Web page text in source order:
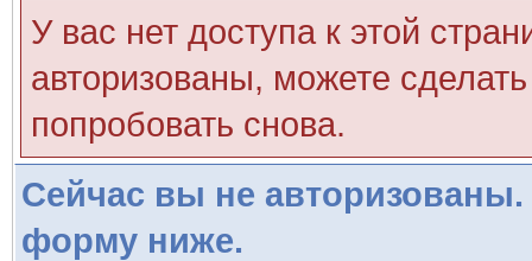
У вас нет доступа к этой
авторизованы, можете
попробовать снова.
Сейчас вы не авторизованы.
форму ниже.